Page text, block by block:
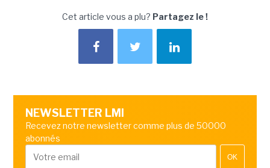
Cet article vous a plu? Partagez le !
NEWSLETTER LMI
Recevez notre newsletter comme plus de 50000
abonnés
OK